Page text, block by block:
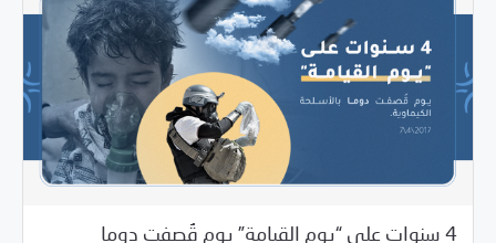
4 سنوات على “يوم القيامة” يوم قُصفت دوما